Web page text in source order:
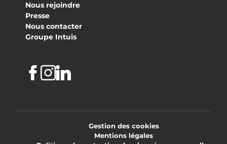
Nous rejoindre
Presse
Nous contacter
Groupe Intuis
Facebook
Instagram
Linkedin
Gestion des cookies
Mentions légales